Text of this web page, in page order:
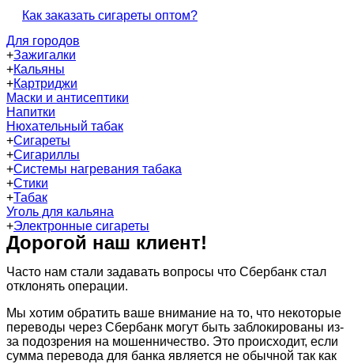
Как заказать сигареты оптом?
Для городов
+Зажигалки
+Кальяны
+Картриджи
Маски и антисептики
Напитки
Нюхательный табак
+Сигареты
+Сигариллы
+Системы нагревания табака
+Стики
+Табак
Уголь для кальяна
+Электронные сигареты
Дорогой наш клиент!
Часто нам стали задавать вопросы что Сбербанк стал
отклонять операции.
Мы хотим обратить ваше внимание на то, что некоторые
переводы через Сбербанк могут быть заблокированы из-
за подозрения на мошенничество. Это происходит, если
сумма перевода для банка является не обычной так как